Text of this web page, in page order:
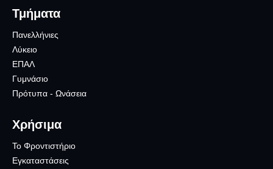
Τμήματα
Πανελλήνιες
Λύκειο
ΕΠΑΛ
Γυμνάσιο
Πρότυπα - Ωνάσεια
Χρήσιμα
Το Φροντιστήριο
Εγκαταστάσεις